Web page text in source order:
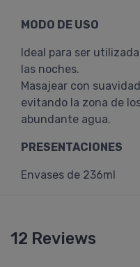
MODO DE USO
Ideal para ser
las noches.
Masajear con
evitando la zona de
abundante agua.
PRESENTACIONES
Envases de 236ml
12 Reviews